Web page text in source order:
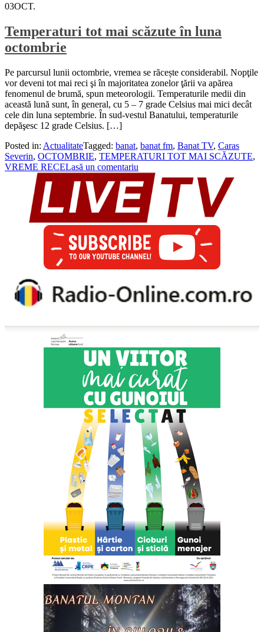
03OCT.
Temperaturi tot mai scăzute în luna
octombrie
Pe parcursul lunii octombrie, vremea se răcește considerabil. Nopţile
vor deveni tot mai reci şi în majoritatea zonelor ţării va apărea
fenomenul de brumă, spun meteorologii. Temperaturile medii din
această lună sunt, în general, cu 5 – 7 grade Celsius mai mici decât
cele din luna septembrie. În sud-vestul Banatului, temperaturile
depăşesc 12 grade Celsius. […]
Posted in: ActualitateTagged: banat, banat fm, Banat TV, Caras
Severin, OCTOMBRIE, TEMPERATURI TOT MAI SCĂZUTE,
VREME RECELasă un comentariu